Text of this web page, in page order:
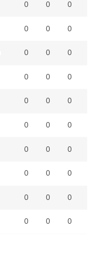
0 0 0
0 0 0
0 0 0
0 0 0
0 0 0
0 0 0
0 0 0
0 0 0
0 0 0
0 0 0